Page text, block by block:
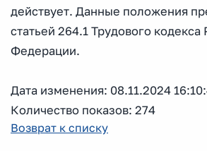
действует. Данные положения
статьей 264.1 Трудового кодекса
Федерации.
Дата изменения: 08.11.2024
Количество показов: 274
Возврат к списку